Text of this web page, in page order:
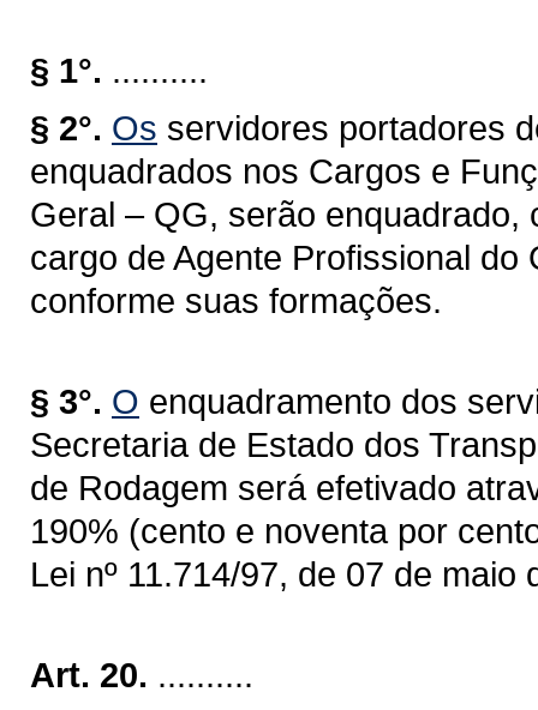
§ 1°. ..........
§ 2°. Os servidores portadores
enquadrados nos Cargos e
Geral – QG, serão
cargo de Agente Profissional
conforme suas formações.
§ 3°. O enquadramento dos
Secretaria de Estado dos
de Rodagem será efetivado
190% (cento e noventa por
Lei nº 11.714/97, de 07 de maio
Art. 20. ..........